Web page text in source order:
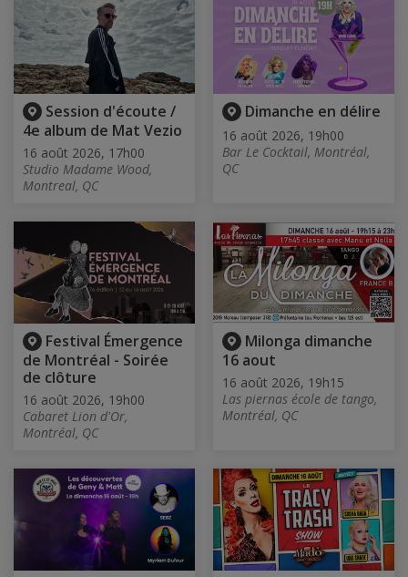
Session d'écoute /
4e album de Mat Vezio
16 août 2026, 17h00
Studio Madame Wood,
Montreal, QC
Dimanche en délire
16 août 2026, 19h00
Bar Le Cocktail, Montréal,
QC
Festival Émergence
de Montréal - Soirée
de clôture
16 août 2026, 19h00
Cabaret Lion d'Or,
Montréal, QC
Milonga dimanche
16 aout
16 août 2026, 19h15
Las piernas école de tango,
Montréal, QC